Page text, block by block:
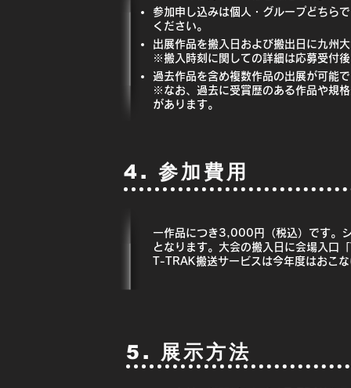
参加申し込みは個人・グループどちら
ください。
出展作品を搬入日および搬出日に九州
※搬入時刻に関しての詳細は応募受付
過去作品を含め複数作品の出展が可能
※なお、過去に受賞歴のある作品や規
があります。
4. 参加費用
一作品につき3,000円（税込）です。
となります。大会の搬入日に会場入口
T-TRAK搬送サービスは今年度はおこ
5. 展示方法